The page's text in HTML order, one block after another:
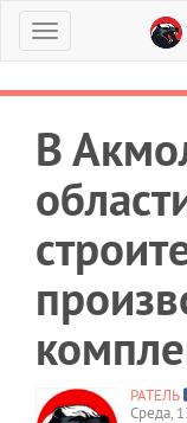
Меню
В
РАТЕЛЬ
Среда,